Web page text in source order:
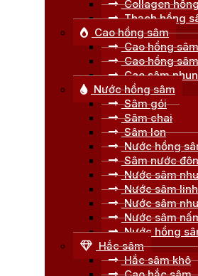
Collagen
Thạch hồng
Cao hồng sâm
Cao hồng
Cao hồng
Cao sâm
Nước hồng sâm
Sâm gói
Sâm chai
Sâm lon
Nước hồng
Sâm nước
Nước sâm
Nước sâm
Nước sâm
Nước sâm
Nước hồng
Hắc sâm
Hắc sâm khô